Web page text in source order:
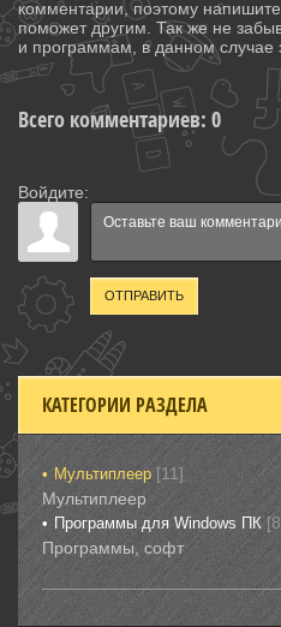
комментарии, поэтому
поможет другим. Так же не
и программам, в данном случае
Всего комментариев: 0
Войдите:
ОТПРАВИТЬ
КАТЕГОРИИ РАЗДЕЛА
Мультиплеер [11]
Мультиплеер
Программы для Windows ПК
Программы, софт